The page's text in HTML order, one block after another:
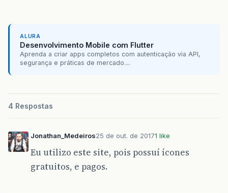
ALURA
Desenvolvimento Mobile com Flutter
Aprenda a criar apps completos com autenticação via API,
segurança e práticas de mercado....
4 Respostas
Jonathan_Medeiros25 de out. de 20171 like
Eu utilizo este site, pois possuí ícones
gratuitos, e pagos.